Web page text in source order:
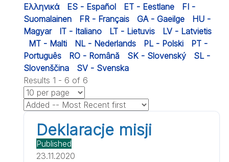
Ελληνικά
ES - Español ET - Eestlane
FI -
Suomalainen
FR - Français GA - Gaeilge
HU -
Magyar
IT - Italiano LT - Lietuvis
LV - Latvietis
MT - Malti
NL - Nederlands PL - Polski
PT -
Português
RO - Română SK - Slovenský
SL -
Slovenščina
SV - Svenska
Results 1 - 6 of 6
Deklaracje misji
Published
23.11.2020